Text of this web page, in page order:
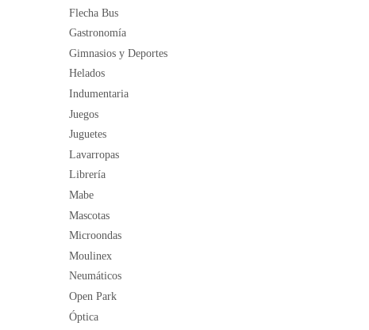
Flecha Bus
Gastronomía
Gimnasios y Deportes
Helados
Indumentaria
Juegos
Juguetes
Lavarropas
Librería
Mabe
Mascotas
Microondas
Moulinex
Neumáticos
Open Park
Óptica